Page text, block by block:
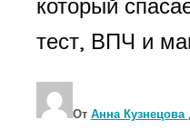
тест, ВПЧ и
От Анна Кузнецова